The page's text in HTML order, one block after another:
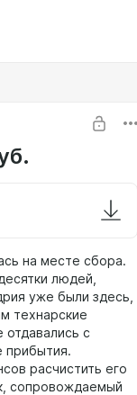
на месте сбора.
людей,
уже были здесь,
технарские
с
прибытия.
расчистить его
сопровождаемый